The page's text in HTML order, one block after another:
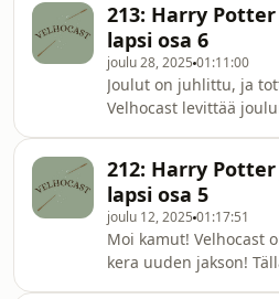
kolmannen näytöksen
kohtaukset. Jaksossa
vanhan miehen
Harryn suhteesta ja
Lily Potterista.
jakson
Ruusut - CrushJasmin:
Meet On Vacation (202
213: Harry
lapsi osa 6
joulu 28, 2025 01:11:00
Joulut on juhlittu, ja
Velhocast levittää
lapsi -
näytöksen kohtaukset
keskustelua herättää
vaarallinen Cedric, ja
lempipojat eli Albus ja
Toivottavasti viihdyt
212: Harry
lapsi osa 5
joulu 12, 2025 01:17:51
Moi kamut! Velhocast
kera uuden jakson!